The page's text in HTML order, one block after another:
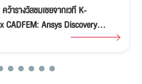
คณะวิศวกรรมศาสตร์ TNI คว้า
วน ณ ประเทศญี่ปุ่น